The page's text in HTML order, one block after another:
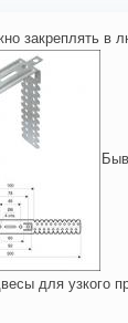
закреплять в
для узкого